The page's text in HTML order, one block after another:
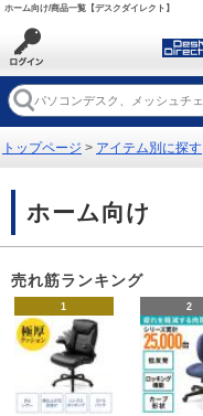
ホーム向け/商品一覧【デスクダイレクト】
トップページ > アイテム別に探す
ホーム向け
売れ筋ランキング
1 2